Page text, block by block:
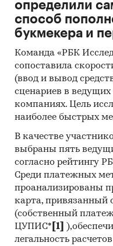
- Российский
труб в последние
отрицательный
- В структуре
труб в 2023 г.
превышало объем
раз, а сальдо
положительное и
- Лидером по
является Китай
поставщик
JASON ENERGY
- В импорте
сегмент high-priced
определили
способ
букмекера и
Команда «РБК
сопоставила
(ввод и вывод
сценариев в
компаниях. Цель
наиболее быстрых
В качестве
выбраны пять
согласно рейтингу
Среди платежных
проанализированы
карта,
(собственный
ЦУПИС* [1]
легальность